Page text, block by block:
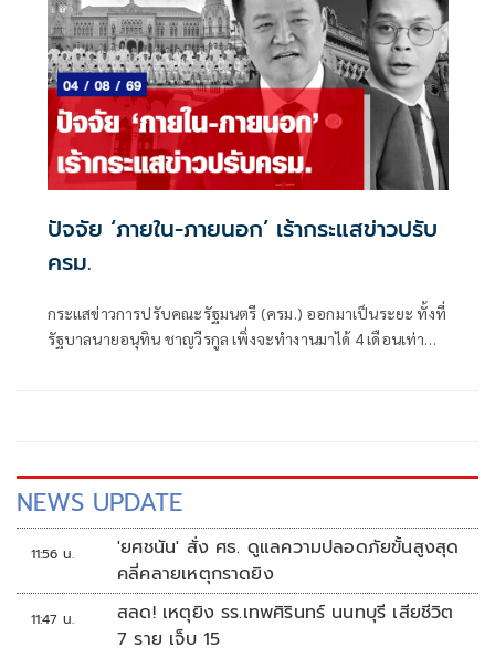
ปัจจัย ‘ภายใน-ภายนอก’ เร้ากระแสข่าวปรับ
ครม.
กระแสข่าวการปรับคณะรัฐมนตรี (ครม.) ออกมาเป็นระยะ ทั้งที่
รัฐบาลนายอนุทิน ชาญวีรกูล เพิ่งจะทำงานมาได้ 4 เดือนเท่านั้น
NEWS UPDATE
11:56 น.
'ยศชนัน' สั่ง ศธ. ดูแลความปลอดภัยขั้นสูงสุด
คลี่คลายเหตุกราดยิง
11:47 น.
สลด! เหตุยิง รร.เทพศิรินทร์ นนทบุรี เสียชีวิต
7 ราย เจ็บ 15